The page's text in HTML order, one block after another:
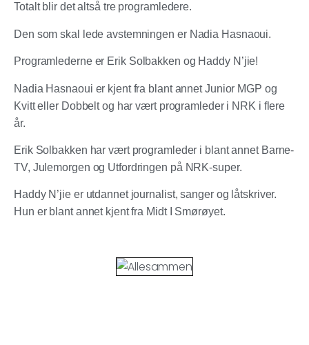
Totalt blir det altså treprogramledere.
Den som skal lede avstemningen er Nadia Hasnaoui.
Programlederne er Erik Solbakken og Haddy N’jie!
Nadia Hasnaoui er kjent fra blant annet Junior MGP og
Kvitt eller Dobbelt og har vært programleder i NRK i flere
år.
Erik Solbakken har vært programleder i blant annet Barne-
TV, Julemorgen og Utfordringen på NRK-super.
Haddy N’jie er utdannet journalist, sanger og låtskriver.
Hun er blant annet kjent fra Midt I Smørøyet.